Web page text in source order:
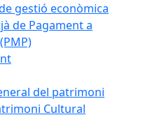
gestió econòmica
de Pagament a
del patrimoni
Cultural